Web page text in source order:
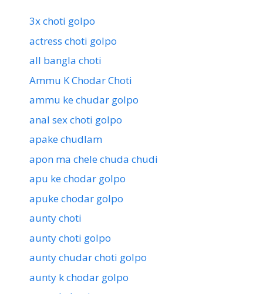
3x choti golpo
actress choti golpo
all bangla choti
Ammu K Chodar Choti
ammu ke chudar golpo
anal sex choti golpo
apake chudlam
apon ma chele chuda chudi
apu ke chodar golpo
apuke chodar golpo
aunty choti
aunty choti golpo
aunty chudar choti golpo
aunty k chodar golpo